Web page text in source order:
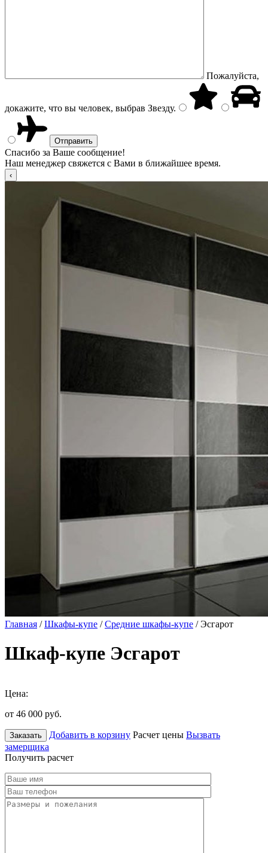
Пожалуйста,
докажите, что вы человек, выбрав Звезду.
Спасибо за Ваше сообщение!
Наш менеджер свяжется с Вами в ближайшее время.
Главная /Шкафы-купе /Средние шкафы-купе / Эсгарот
Шкаф-купе Эсгарот
Цена:
от 46 000 руб.
Заказать Добавить в корзину Расчет цены Вызвать
замерщика
Получить расчет